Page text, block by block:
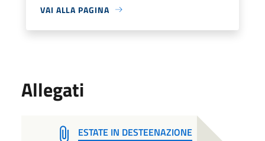
VAI ALLA PAGINA
Allegati
ESTATE IN DESTEENAZIONE